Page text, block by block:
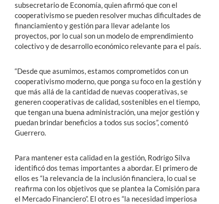
subsecretario de Economía, quien afirmó que con el
cooperativismo se pueden resolver muchas dificultades de
financiamiento y gestión para llevar adelante los
proyectos, por lo cual son un modelo de emprendimiento
colectivo y de desarrollo económico relevante para el país.
“Desde que asumimos, estamos comprometidos con un
cooperativismo moderno, que ponga su foco en la gestión y
que más allá de la cantidad de nuevas cooperativas, se
generen cooperativas de calidad, sostenibles en el tiempo,
que tengan una buena administración, una mejor gestión y
puedan brindar beneficios a todos sus socios”, comentó
Guerrero.
Para mantener esta calidad en la gestión, Rodrigo Silva
identificó dos temas importantes a abordar. El primero de
ellos es “la relevancia de la inclusión financiera, lo cual se
reafirma con los objetivos que se plantea la Comisión para
el Mercado Financiero”. El otro es “la necesidad imperiosa